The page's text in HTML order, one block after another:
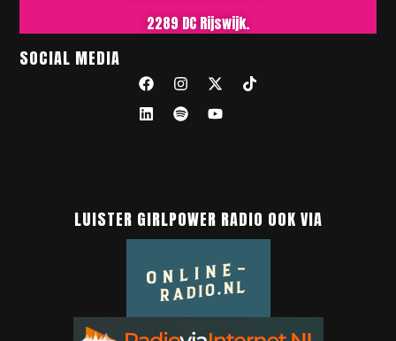
2289 DC Rijswijk.
SOCIAL MEDIA
LUISTER GIRLPOWER RADIO OOK VIA